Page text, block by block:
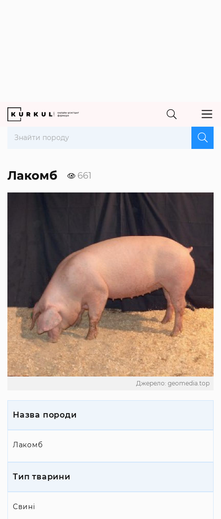
Лакомб 661
Джерело: geomedia.top
Назва породи
Лакомб
Тип тварини
Свині